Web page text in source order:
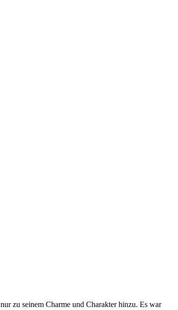
zu seinem Charme und Charakter hinzu. Es war